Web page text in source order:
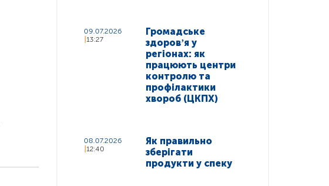
09.07.2026
13:27
Громадське
здоровʼя у
регіонах: як
працюють центри
контролю та
профілактики
хвороб (ЦКПХ)
08.07.2026
12:40
Як правильно
зберігати
продукти у спеку